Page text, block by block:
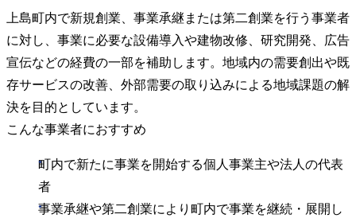
上島町内で新規創業、事業承継または第二創業を行う事業者
に対し、事業に必要な設備導入や建物改修、研究開発、広告
宣伝などの経費の一部を補助します。地域内の需要創出や既
存サービスの改善、外部需要の取り込みによる地域課題の解
決を目的としています。
こんな事業者におすすめ
町内で新たに事業を開始する個人事業主や法人の代表
者
事業承継や第二創業により町内で事業を継続・展開し